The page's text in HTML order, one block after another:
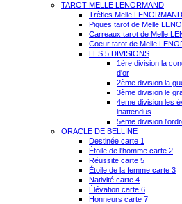
TAROT MELLE LENORMAND
Trèfles Melle LENORMAND
Piques tarot de Melle
Carreaux tarot de Melle
Coeur tarot de Melle
LES 5 DIVISIONS
1ère division la
d'or
2ème division la
3ème division le
4eme division les
inattendus
5eme division
ORACLE DE BELLINE
Destinée carte 1
Étoile de l'homme carte 2
Réussite carte 5
Étoile de la femme carte 3
Nativité carte 4
Élévation carte 6
Honneurs carte 7